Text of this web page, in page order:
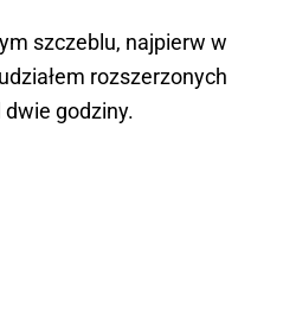
szczeblu, najpierw w
rozszerzonych
dwie godziny.